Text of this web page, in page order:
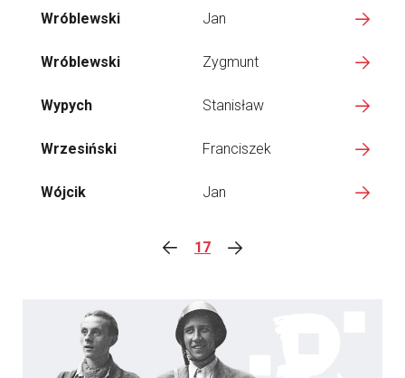
Wróblewski Jan
Wróblewski Zygmunt
Wypych Stanisław
Wrzesiński Franciszek
Wójcik Jan
17